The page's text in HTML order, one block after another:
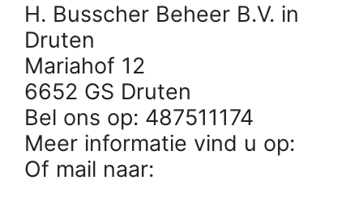
H. Busscher Beheer B.V. in
Druten
Mariahof 12
6652 GS Druten
Bel ons op: 487511174
Meer informatie vind u op:
Of mail naar: